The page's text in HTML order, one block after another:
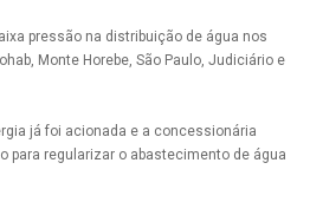
pressão na distribuição de água nos
Monte Horebe, São Paulo, Judiciário e
já foi acionada e a concessionária
para regularizar o abastecimento de água